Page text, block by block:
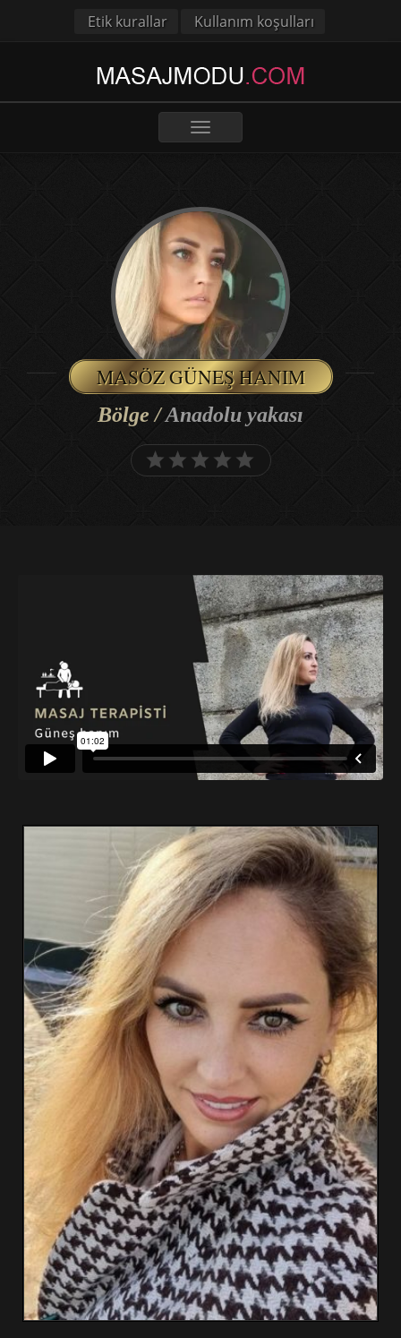
Etik kurallar Kullanım koşulları
Toggle
MASÖZ GÜNEŞ HANIM
Bölge /Anadolu yakası